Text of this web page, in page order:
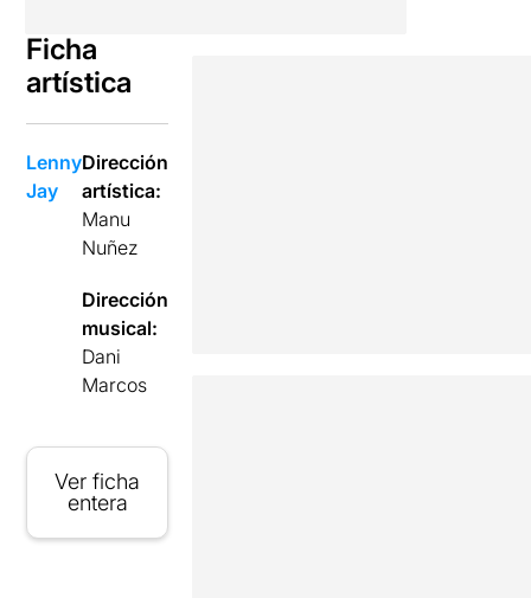
Ficha
artística
Lenny
Jay
Dirección
artística:
Manu
Nuñez
Dirección
musical:
Dani
Marcos
Ver ficha
entera